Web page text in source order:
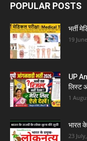
POPULAR POSTS
भर्ती
19
UP
लिस्ट
1
भारत
23